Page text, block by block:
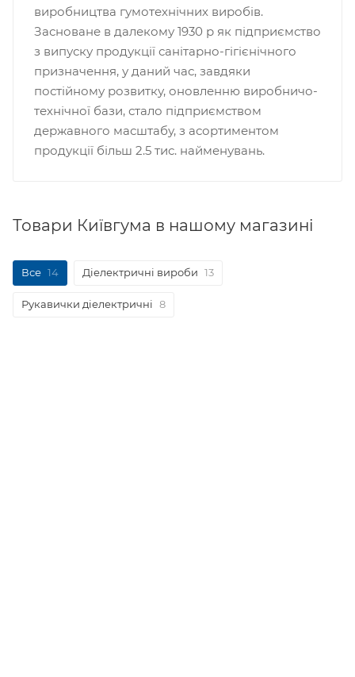
виробництва гумотехнічних виробів.
Засноване в далекому 1930 р як підприємство
з випуску продукції санітарно-гігієнічного
призначення, у даний час, завдяки
постійному розвитку, оновленню виробничо-
технічної бази, стало підприємством
державного масштабу, з асортиментом
продукції більш 2.5 тис. найменувань.
Товари Київгума в нашому магазині
Все 14 Діелектричні вироби 13
Рукавички діелектричні 8